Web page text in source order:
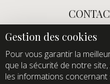
Tel :
+33
Domaine
Route
Pour vous garantir la
que la sécurité de notre
les informations concernant